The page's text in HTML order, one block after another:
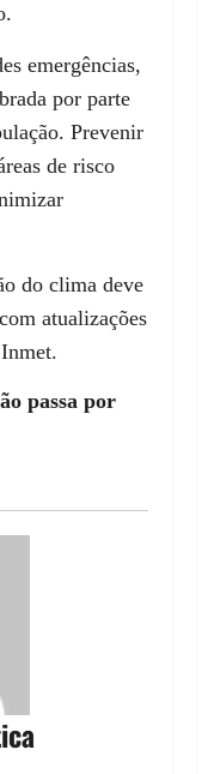
emergências,
por parte
Prevenir
de risco
do clima deve
atualizações
passa por